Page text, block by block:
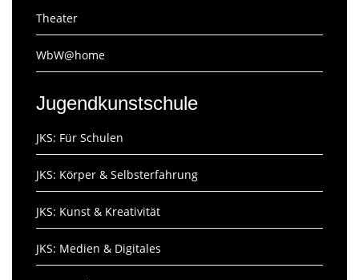
Theater
WbW@home
Jugendkunstschule
JKS: Für Schulen
JKS: Körper & Selbsterfahrung
JKS: Kunst & Kreativität
JKS: Medien & Digitales